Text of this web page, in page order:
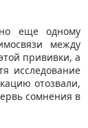
еще одному
между
прививки, а
исследование
отозвали,
сомнения в